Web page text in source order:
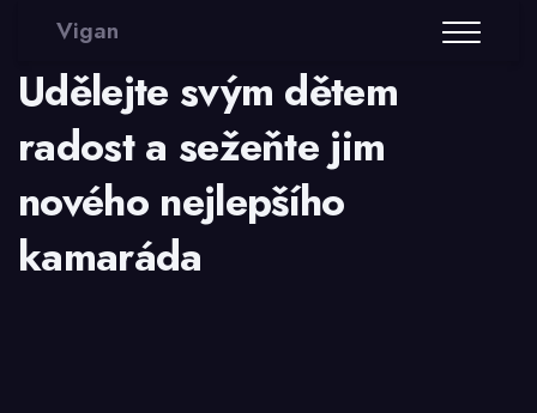
Vigan
Udělejte svým dětem
radost a sežeňte jim
nového nejlepšího
kamaráda